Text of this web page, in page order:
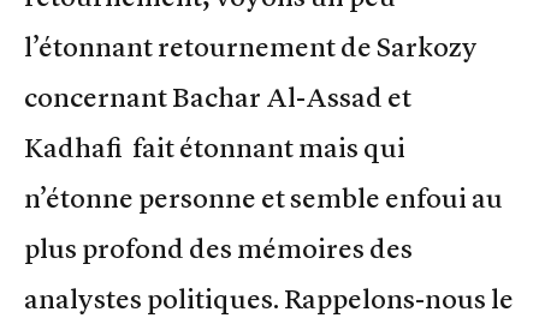
l’étonnant retournement de Sarkozy
concernant Bachar Al-Assad et
Kadhafi fait étonnant mais qui
n’étonne personne et semble enfoui au
plus profond des mémoires des
analystes politiques. Rappelons-nous le